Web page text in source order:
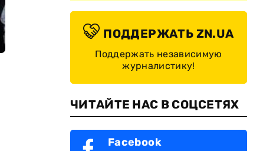
ПОДДЕРЖАТЬ ZN.UA
Поддержать независимую
журналистику!
ЧИТАЙТЕ НАС В СОЦСЕТЯХ
Facebook